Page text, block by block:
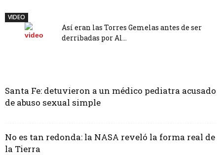
VIDEO
Así eran las Torres Gemelas antes de ser
derribadas por Al...
Santa Fe: detuvieron a un médico pediatra acusado
de abuso sexual simple
No es tan redonda: la NASA reveló la forma real de
la Tierra